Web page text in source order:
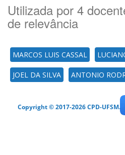
Utilizada por 4
de relevância
MARCOS LUIS CASSAL
JOEL DA SILVA ANTONIO
Copyright © 2017-2026 CPD-UFSM.